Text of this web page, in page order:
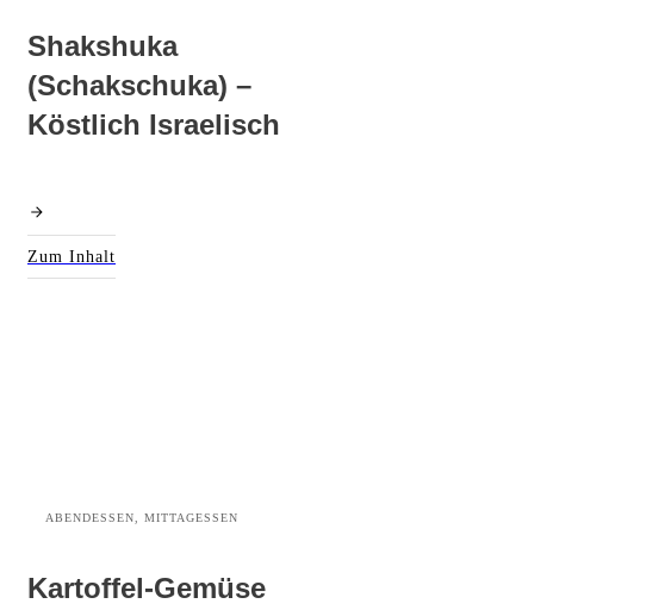
Shakshuka
(Schakschuka) –
Köstlich Israelisch
Zum Inhalt
ABENDESSEN, MITTAGESSEN
Kartoffel-Gemüse